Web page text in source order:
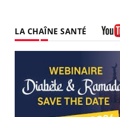
LA CHAÎNE SANTÉ